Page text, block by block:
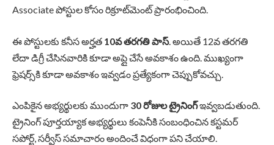
Associate పోస్టుల కోసం రిక్రూట్‌మెంట్ ప్రారంభించింది.
ఈ పోస్టులకు కనీస అర్హత 10వ తరగతి పాస్. అయితే 12వ తరగతి
లేదా డిగ్రీ చేసినవారికి కూడా అప్లై చేసే అవకాశం ఉంది. ముఖ్యంగా
ఫ్రెషర్స్‌కి కూడా అవకాశం ఇవ్వడం ప్రత్యేకంగా చెప్పుకోవచ్చు.
ఎంపికైన అభ్యర్థులకు ముందుగా 30 రోజుల ట్రైనింగ్ఇవ్వబడుతుంది.
ట్రైనింగ్ పూర్తయ్యాక అభ్యర్థులు కంపెనీకి సంబంధించిన కస్టమర్
సపోర్ట్, సర్వీస్ సమాచారం అందించే విధంగా పని చేయాలి.